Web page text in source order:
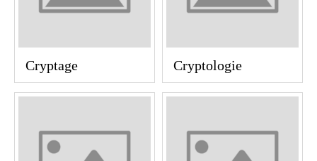
Cryptage Cryptologie